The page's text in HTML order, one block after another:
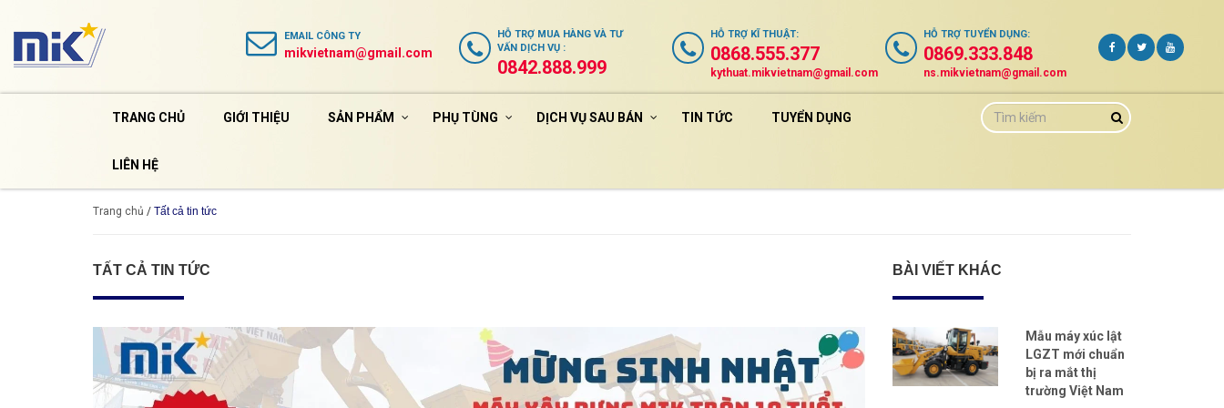
HỖ TRỢ TUYỂN DỤNG:
0869.333.848
ns.mikvietnam@gmail.com
HỖ TRỢ KĨ THUẬT:
0868.555.377
kythuat.mikvietnam@gmail.com
HỖ TRỢ MUA HÀNG VÀ TƯ
VẤN DỊCH VỤ :
0842.888.999
EMAIL CÔNG TY
mikvietnam@gmail.com
TRANG CHỦ GIỚI THIỆU SẢN PHẨM PHỤ TÙNG DỊCH VỤ SAU BÁN TIN TỨC TUYỂN DỤNG
LIÊN HỆ
Trang chủ / Tất cả tin tức
TẤT CẢ TIN TỨC BÀI VIẾT KHÁC
Mẫu máy xúc lật
LGZT mới chuẩn
bị ra mắt thị
trường Việt Nam